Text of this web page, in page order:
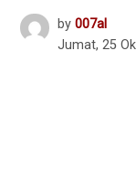
by 007al
Jumat, 25